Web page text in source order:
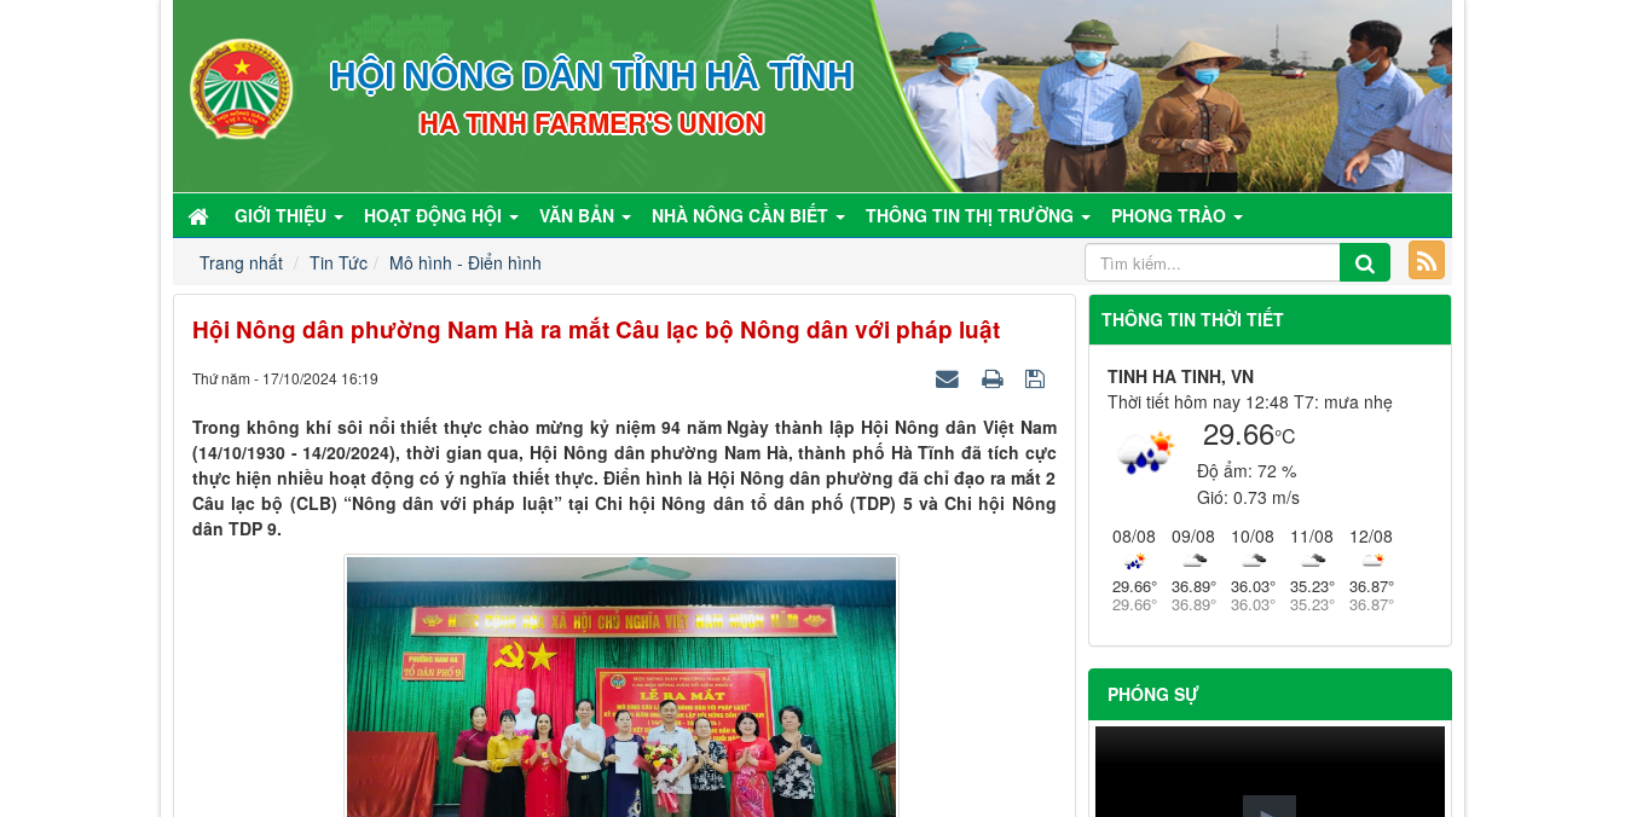
HỘI NÔNG DÂN TỈNH HÀ TĨNH
HA TINH FARMER'S UNION
GIỚI THIỆU HOẠT ĐỘNG HỘI VĂN BẢN NHÀ NÔNG CẦN BIẾT THÔNG TIN THỊ TRƯỜNG
PHONG TRÀO
Trang nhất
Tin Tức Mô hình - Điển hình
Hội Nông dân phường Nam Hà ra mắt Câu lạc bộ Nông dân với pháp luật
Thứ năm - 17/10/2024 16:19
Trong không khí sôi nổi thiết thực chào mừng kỷ niệm 94 năm Ngày thành lập Hội Nông dân Việt Nam
(14/10/1930 - 14/20/2024), thời gian qua, Hội Nông dân phường Nam Hà, thành phố Hà Tĩnh đã tích cực
thực hiện nhiều hoạt động có ý nghĩa thiết thực. Điển hình là Hội Nông dân phường đã chỉ đạo ra mắt 2
Câu lạc bộ (CLB) “Nông dân với pháp luật” tại Chi hội Nông dân tổ dân phố (TDP) 5 và Chi hội Nông
dân TDP 9.
THÔNG TIN THỜI TIẾT
TINH HA TINH, VN
Thời tiết hôm nay 12:48 T7: mưa nhẹ
29.66°C
Độ ẩm: 72 %
Gió: 0.73 m/s
08/08
29.66°
29.66°
09/08
36.89°
36.89°
10/08
36.03°
36.03°
11/08
35.23°
35.23°
12/08
36.87°
36.87°
PHÓNG SỰ